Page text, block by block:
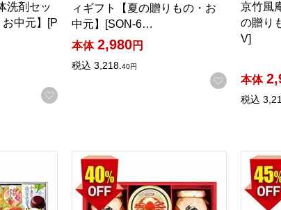
洗剤セッ
お中元】[P
お気に入りに登録する
ィギフト【夏の贈りもの・お
中元】[SON-6…
本体 2,980円
税込 3,218.40円
お気に入り
京竹風
の贈り
V]
本体
税込
合せ【夏の贈りもの・お中元】[GT-50V]
キョクヨー紅ずわいがに＆焼鮭ほぐしバ
カネ
したい金額を入力してください。